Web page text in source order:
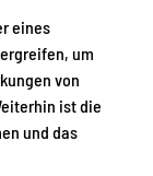
eines
um
von
ist die
und das